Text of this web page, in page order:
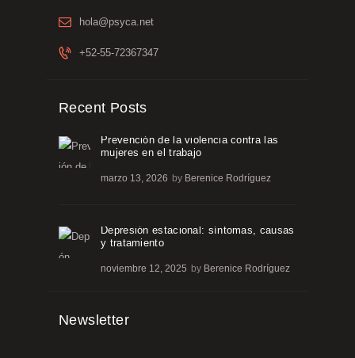
hola@psyca.net
+52-55-72367347
Recent Posts
Prevención de la violencia contra las
mujeres en el trabajo
marzo 13, 2026 by Berenice Rodríguez
Depresión estacional: síntomas, causas
y tratamiento
noviembre 12, 2025 by Berenice Rodríguez
Newsletter